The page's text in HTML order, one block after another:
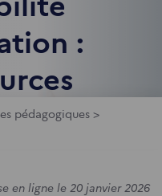
:
pédagogiques >
en ligne le 20 janvier 2026